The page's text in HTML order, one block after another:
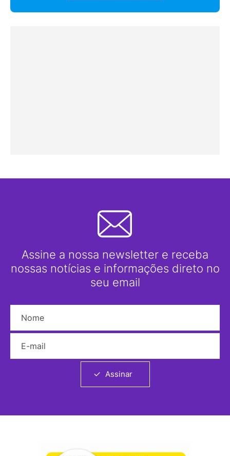
Assine a nossa newsletter e receba
nossas notícias e informações direto no
seu email
Assinar